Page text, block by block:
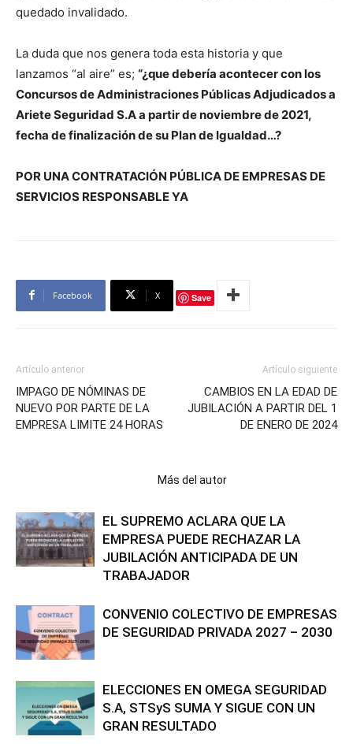
quedado invalidado.
La duda que nos genera toda esta historia y que
lanzamos “al aire” es; “¿que debería acontecer con los
Concursos de Administraciones Públicas Adjudicados a
Ariete Seguridad S.A a partir de noviembre de 2021,
fecha de finalización de su Plan de Igualdad…?
POR UNA CONTRATACIÓN PÚBLICA DE EMPRESAS DE
SERVICIOS RESPONSABLE YA
Facebook X Save
Artículo anterior
IMPAGO DE NÓMINAS DE
NUEVO POR PARTE DE LA
EMPRESA LIMITE 24 HORAS
Artículo siguiente
CAMBIOS EN LA EDAD DE
JUBILACIÓN A PARTIR DEL 1
DE ENERO DE 2024
Más del autor
EL SUPREMO ACLARA QUE LA
EMPRESA PUEDE RECHAZAR LA
JUBILACIÓN ANTICIPADA DE UN
TRABAJADOR
CONVENIO COLECTIVO DE EMPRESAS
DE SEGURIDAD PRIVADA 2027 – 2030
ELECCIONES EN OMEGA SEGURIDAD
S.A, STSyS SUMA Y SIGUE CON UN
GRAN RESULTADO